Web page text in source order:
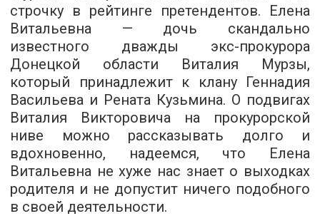
строчку в рейтинге претендентов. Елена
Витальевна — дочь скандально
известного дважды экс-прокурора
Донецкой области Виталия Мурзы,
который принадлежит к клану Геннадия
Васильева и Рената Кузьмина. О подвигах
Виталия Викторовича на прокурорской
ниве можно рассказывать долго и
вдохновенно, надеемся, что Елена
Витальевна не хуже нас знает о выходках
родителя и не допустит ничего подобного
в своей деятельности.